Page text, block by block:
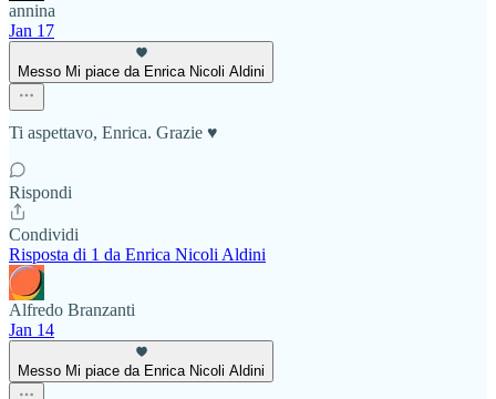
annina
Jan 17
Messo Mi piace da Enrica Nicoli Aldini
Ti aspettavo, Enrica. Grazie ♥️
Rispondi
Condividi
Risposta di 1 da Enrica Nicoli Aldini
Alfredo Branzanti
Jan 14
Messo Mi piace da Enrica Nicoli Aldini